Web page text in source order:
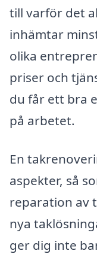
till varför det
inhämtar
olika
priser och
du får ett bra
på arbetet.
En
aspekter, så
reparation av
nya
ger dig inte